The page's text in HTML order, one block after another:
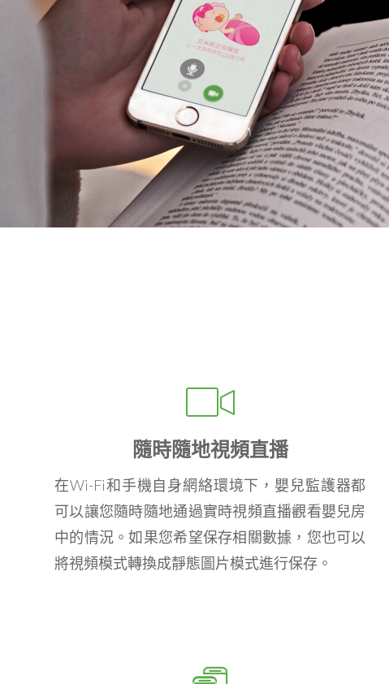
隨時隨地視頻直播
在Wi-Fi和手機自身網絡環境下，嬰兒監護器都
可以讓您隨時隨地通過實時視頻直播觀看嬰兒房
中的情況。如果您希望保存相關數據，您也可以
將視頻模式轉換成靜態圖片模式進行保存。